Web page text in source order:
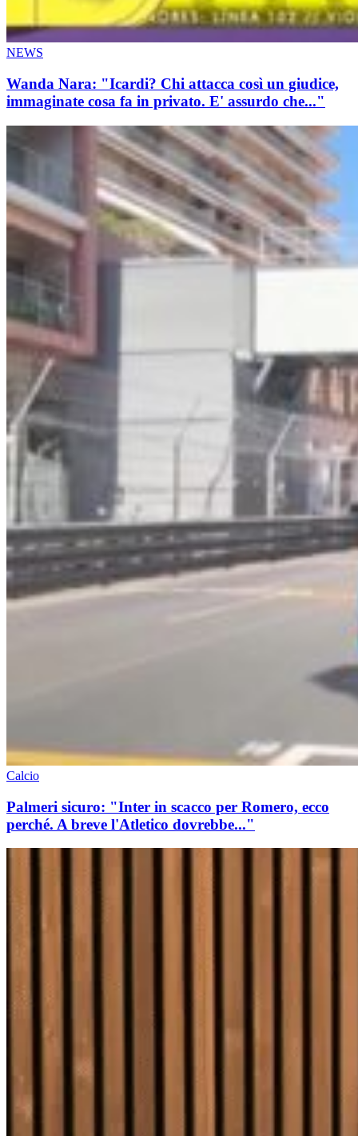
NEWS
Wanda Nara: "Icardi? Chi attacca così un giudice,
immaginate cosa fa in privato. E' assurdo che..."
Calcio
Palmeri sicuro: "Inter in scacco per Romero, ecco
perché. A breve l'Atletico dovrebbe..."